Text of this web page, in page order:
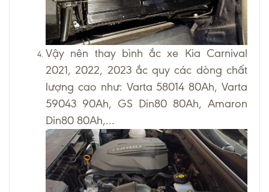
Vậy nên thay bình ắc xe Kia Carnival
2021, 2022, 2023 ắc quy các dòng chất
lượng cao như: Varta 58014 80Ah, Varta
59043 90Ah, GS Din80 80Ah, Amaron
Din80 80Ah,...